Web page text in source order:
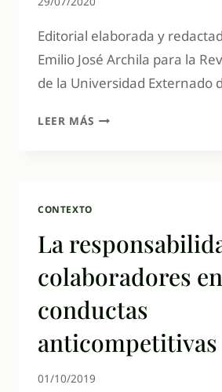
Editorial elaborada y
Emilio José Archila para la
de la Universidad Externado
LEER MÁS
CONTEXTO
La
colaboradores en
conductas
anticompetitivas
01/10/2019